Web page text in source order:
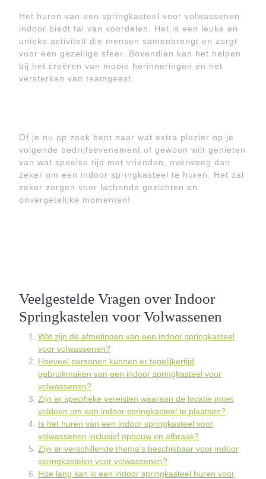
Het huren van een springkasteel voor volwassenen
indoor biedt tal van voordelen. Het is een leuke en
unieke activiteit die mensen samenbrengt en zorgt
voor een gezellige sfeer. Bovendien kan het helpen
bij het creëren van mooie herinneringen en het
versterken van teamgeest.
Of je nu op zoek bent naar wat extra plezier op je
volgende bedrijfsevenement of gewoon wilt genieten
van wat speelse tijd met vrienden, overweeg dan
zeker om een indoor springkasteel te huren. Het zal
zeker zorgen voor lachende gezichten en
onvergetelijke momenten!
Veelgestelde Vragen over Indoor
Springkastelen voor Volwassenen
Wat zijn de afmetingen van een indoor springkasteel
voor volwassenen?
Hoeveel personen kunnen er tegelijkertijd
gebruikmaken van een indoor springkasteel voor
volwassenen?
Zijn er specifieke vereisten waaraan de locatie moet
voldoen om een indoor springkasteel te plaatsen?
Is het huren van een indoor springkasteel voor
volwassenen inclusief opbouw en afbraak?
Zijn er verschillende thema’s beschikbaar voor indoor
springkastelen voor volwassenen?
Hoe lang kan ik een indoor springkasteel huren voor